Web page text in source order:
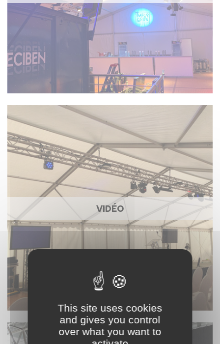
VIDÉO
This site uses cookies
and gives you control
over what you want to